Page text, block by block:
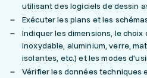
utilisant des logiciels de dessin
Exécuter les plans et les
Indiquer les dimensions, le
inoxydable, aluminium, verre,
isolantes, etc.) et les modes
Vérifier les données techniques